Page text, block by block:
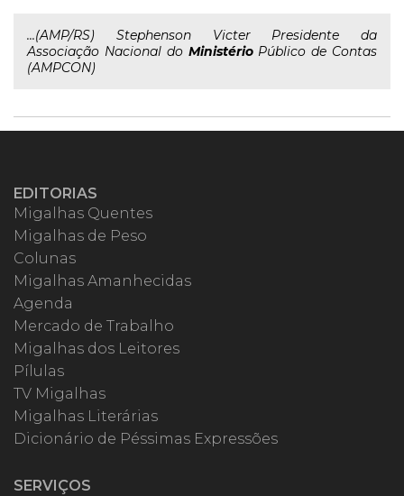
...(AMP/RS) Stephenson Victer Presidente da
Associação Nacional do MinistérioPúblico de Contas
(AMPCON)
EDITORIAS
Migalhas Quentes
Migalhas de Peso
Colunas
Migalhas Amanhecidas
Agenda
Mercado de Trabalho
Migalhas dos Leitores
Pílulas
TV Migalhas
Migalhas Literárias
Dicionário de Péssimas Expressões
SERVIÇOS